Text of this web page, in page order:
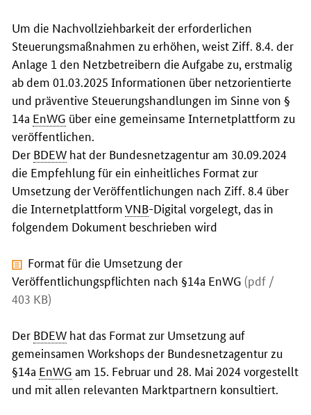
Um die Nachvollziehbarkeit der erforderlichen
Steuerungsmaßnahmen zu erhöhen, weist Ziff. 8.4. der
Anlage 1 den Netzbetreibern die Aufgabe zu, erstmalig
ab dem 01.03.2025 Informationen über netzorientierte
und präventive Steuerungshandlungen im Sinne von §
14a EnWG über eine gemeinsame Internetplattform zu
veröffentlichen.
Der BDEW hat der Bundesnetzagentur am 30.09.2024
die Empfehlung für ein einheitliches Format zur
Umsetzung der Veröffentlichungen nach Ziff. 8.4 über
die InternetplattformVNB-Digital vorgelegt, das in
folgendem Dokument beschrieben wird
Format für die Umsetzung der
Veröffentlichungspflichten nach §14a EnWG (pdf /
403 KB)
Der BDEW hat das Format zur Umsetzung auf
gemeinsamen Workshops der Bundesnetzagentur zu
§14a EnWG am 15. Februar und 28. Mai 2024 vorgestellt
und mit allen relevanten Marktpartnern konsultiert.